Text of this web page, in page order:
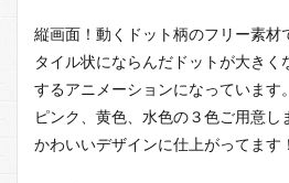
縦画面！動くドット柄のフリー素材
タイル状にならんだドットが大きく
するアニメーションになっています。
ピンク、黄色、水色の３色ご用意し
かわいいデザインに仕上がってます！